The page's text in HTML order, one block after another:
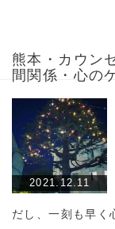
熊本・カウン
間関係・心の
2021.12.11
だし、一刻も早く